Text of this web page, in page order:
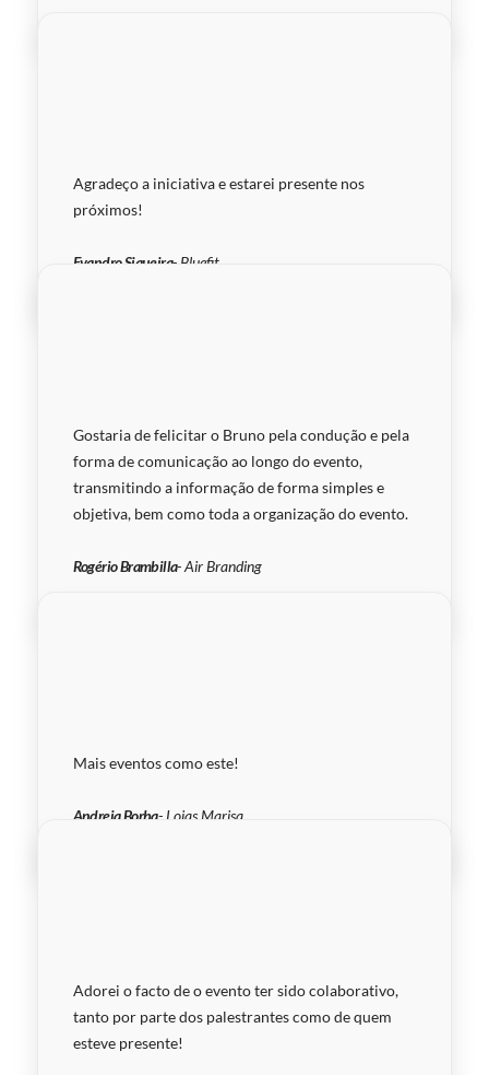
Agradeço a iniciativa e estarei presente nos
próximos!
Evandro Siqueira- Bluefit
Gostaria de felicitar o Bruno pela condução e pela
forma de comunicação ao longo do evento,
transmitindo a informação de forma simples e
objetiva, bem como toda a organização do evento.
Rogério Brambilla- Air Branding
Mais eventos como este!
Andreia Borba- Lojas Marisa
Adorei o facto de o evento ter sido colaborativo,
tanto por parte dos palestrantes como de quem
esteve presente!